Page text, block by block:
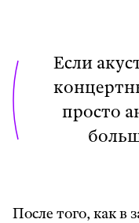
Если
просто
После того, как в